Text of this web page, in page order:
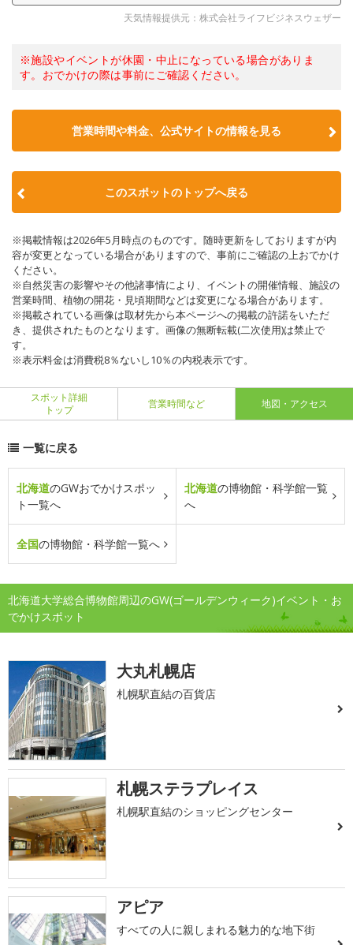
天気情報提供元：株式会社ライフビジネスウェザー
※施設やイベントが休園・中止になっている場合がありま
す。おでかけの際は事前にご確認ください。
営業時間や料金、公式サイトの情報を見る
このスポットのトップへ戻る
※掲載情報は2026年5月時点のものです。随時更新をしておりますが内
容が変更となっている場合がありますので、事前にご確認の上おでかけ
ください。
※自然災害の影響やその他諸事情により、イベントの開催情報、施設の
営業時間、植物の開花・見頃期間などは変更になる場合があります。
※掲載されている画像は取材先から本ページへの掲載の許諾をいただ
き、提供されたものとなります。画像の無断転載(二次使用)は禁止で
す。
※表示料金は消費税8％ないし10％の内税表示です。
スポット詳細
トップ
営業時間など 地図・アクセス
一覧に戻る
北海道のGWおでかけスポッ
ト一覧へ
北海道の博物館・科学館一覧
へ
全国の博物館・科学館一覧へ
北海道大学総合博物館周辺のGW(ゴールデンウィーク)イベント・お
でかけスポット
大丸札幌店
札幌駅直結の百貨店
札幌ステラプレイス
札幌駅直結のショッピングセンター
アピア
すべての人に親しまれる魅力的な地下街